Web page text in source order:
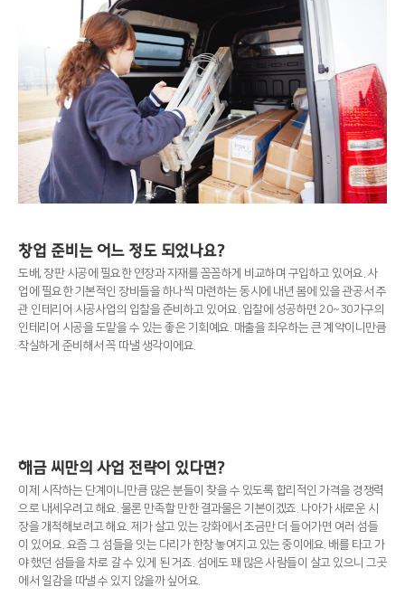
창업 준비는 어느 정도 되었나요?
도배, 장판 시공에 필요한 연장과 자재를 꼼꼼하게 비교하며 구입하고 있어요. 사
업에 필요한 기본적인 장비들을 하나씩 마련하는 동시에 내년 봄에 있을 관공서 주
관 인테리어 시공사업의 입찰을 준비하고 있어요. 입찰에 성공하면 20~30가구의
인테리어 시공을 도맡을 수 있는 좋은 기회예요. 매출을 좌우하는 큰 계약이니만큼
착실하게 준비해서 꼭 따낼 생각이에요.
해금 씨만의 사업 전략이 있다면?
이제 시작하는 단계이니만큼 많은 분들이 찾을 수 있도록 합리적인 가격을 경쟁력
으로 내세우려고 해요. 물론 만족할 만한 결과물은 기본이겠죠. 나아가 새로운 시
장을 개척해보려고 해요. 제가 살고 있는 강화에서 조금만 더 들어가면 여러 섬들
이 있어요. 요즘 그 섬들을 잇는 다리가 한창 놓여지고 있는 중이에요. 배를 타고 가
야 했던 섬들을 차로 갈 수 있게 된 거죠. 섬에도 꽤 많은 사람들이 살고 있으니 그곳
에서 일감을 따낼 수 있지 않을까 싶어요.